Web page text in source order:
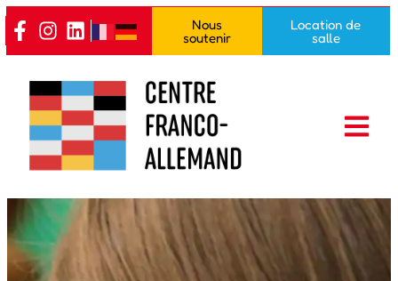
contenu
principal
Nous
soutenir
Location de
salle